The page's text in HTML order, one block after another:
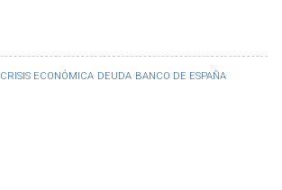
CRISIS ECONÓMICA DEUDA BANCO DE ESPAÑA